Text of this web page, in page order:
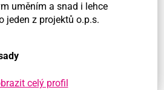
uměním a snad i lehce
jeden z projektů o.p.s.
celý profil